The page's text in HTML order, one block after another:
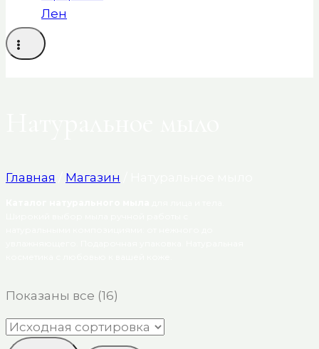
Главная Магазин
Показаны все (16)